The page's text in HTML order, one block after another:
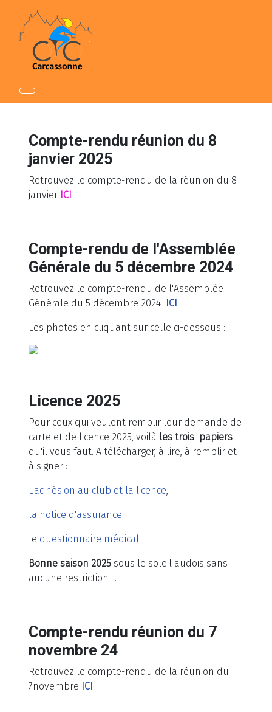
Compte-rendu réunion du 8
janvier 2025
Retrouvez le compte-rendu de la réunion du 8
janvier ICI
Compte-rendu de l'Assemblée
Générale du 5 décembre 2024
Retrouvez le compte-rendu de l'Assemblée
Générale du 5 décembre 2024 ICI
Les photos en cliquant sur celle ci-dessous :
Licence 2025
Pour ceux qui veulent remplir leur demande de
carte et de licence 2025, voilà les trois papiers
qu'il vous faut. A télécharger, à lire, à remplir et
à signer :
L'adhésion au club et la licence,
la notice d'assurance
le questionnaire médical.
Bonne saison 2025 sous le soleil audois sans
aucune restriction ...
Compte-rendu réunion du 7
novembre 24
Retrouvez le compte-rendu de la réunion du
7novembre ICI